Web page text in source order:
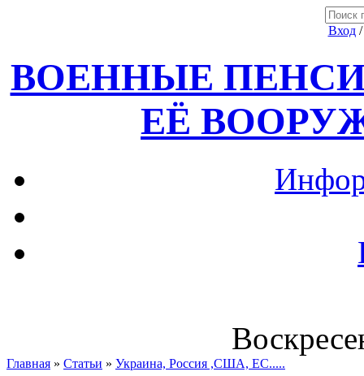
Вход
ВОЕННЫЕ
ЕЁ
Главная » Статьи » Украина, Россия ,США, ЕС.....